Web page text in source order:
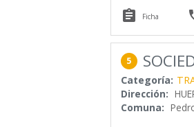
 Ficha
5
Categoría:
Dirección:
Comuna: